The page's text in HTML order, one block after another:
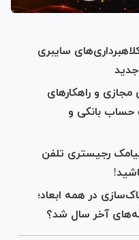
سایبری
مجازی و راهکار‌های
حساب بانکی و
پیامک رجیستری تلفن
در همه ابعاد؛
آخر سال شد؟